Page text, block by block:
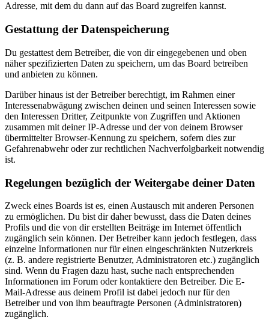
Adresse, mit dem du dann auf das Board zugreifen kannst.
Gestattung der Datenspeicherung
Du gestattest dem Betreiber, die von dir eingegebenen und oben
näher spezifizierten Daten zu speichern, um das Board betreiben
und anbieten zu können.
Darüber hinaus ist der Betreiber berechtigt, im Rahmen einer
Interessenabwägung zwischen deinen und seinen Interessen sowie
den Interessen Dritter, Zeitpunkte von Zugriffen und Aktionen
zusammen mit deiner IP-Adresse und der von deinem Browser
übermittelter Browser-Kennung zu speichern, sofern dies zur
Gefahrenabwehr oder zur rechtlichen Nachverfolgbarkeit notwendig
ist.
Regelungen bezüglich der Weitergabe deiner Daten
Zweck eines Boards ist es, einen Austausch mit anderen Personen
zu ermöglichen. Du bist dir daher bewusst, dass die Daten deines
Profils und die von dir erstellten Beiträge im Internet öffentlich
zugänglich sein können. Der Betreiber kann jedoch festlegen, dass
einzelne Informationen nur für einen eingeschränkten Nutzerkreis
(z. B. andere registrierte Benutzer, Administratoren etc.) zugänglich
sind. Wenn du Fragen dazu hast, suche nach entsprechenden
Informationen im Forum oder kontaktiere den Betreiber. Die E-
Mail-Adresse aus deinem Profil ist dabei jedoch nur für den
Betreiber und von ihm beauftragte Personen (Administratoren)
zugänglich.